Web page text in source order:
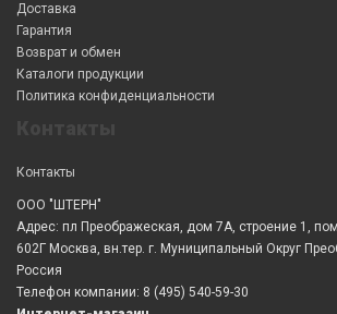
Доставка
Гарантия
Возврат и обмен
Каталоги продукции
Политика конфиденциальности
Контакты
ООО "ШТЕРН"
Адрес: пл Преображеская, дом 7А, строение 1,
602Г Москва, вн.тер. г. Муниципальный Округ
Россия
Телефон компании: 8 (495) 540-59-30